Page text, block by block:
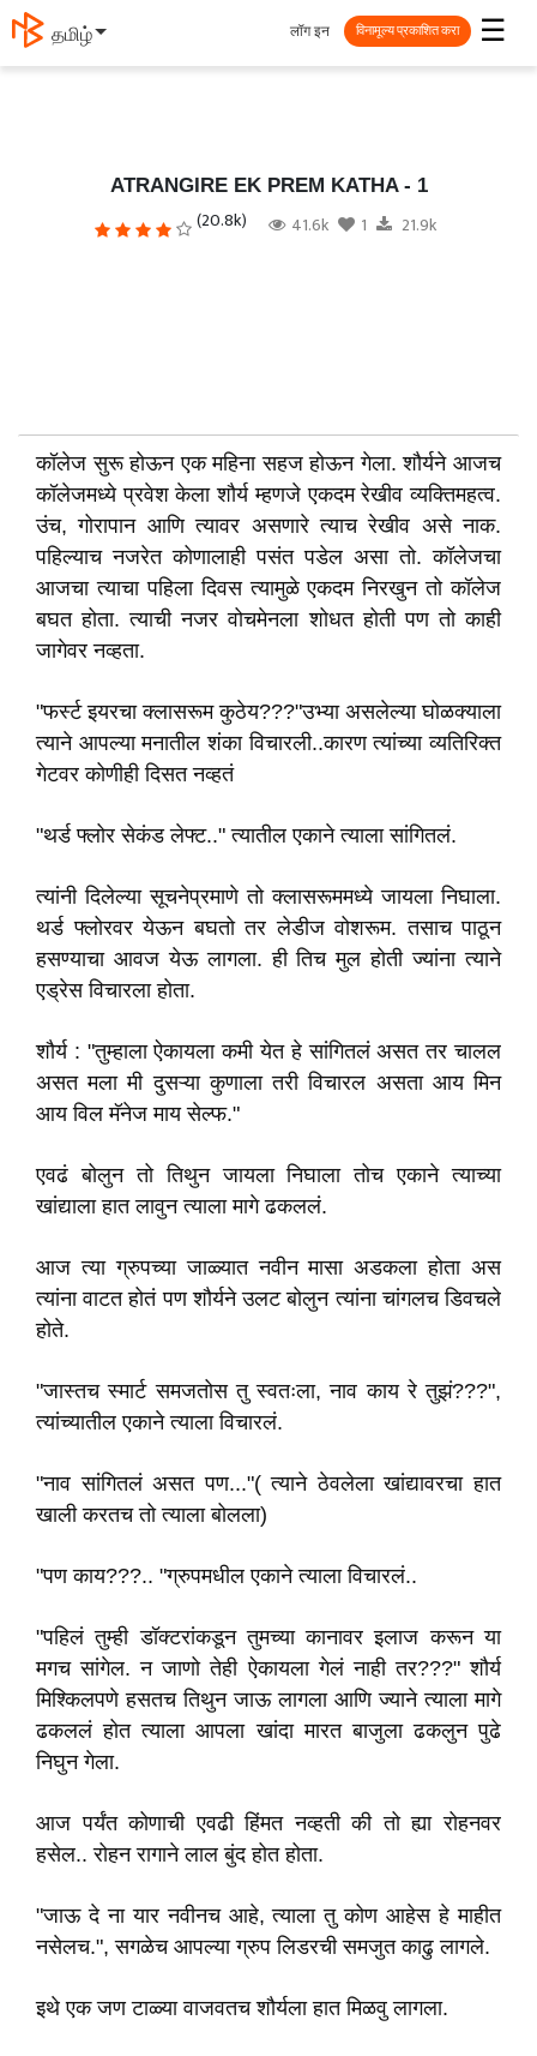
தமிழ் ☰
लॉग इन विनामूल्य प्रकाशित करा
ATRANGIRE EK PREM KATHA - 1
(20.8k) 41.6k 1 21.9k
कॉलेज सुरू होऊन एक महिना सहज होऊन गेला. शौर्यने आजच
कॉलेजमध्ये प्रवेश केला शौर्य म्हणजे एकदम रेखीव व्यक्तिमहत्व.
उंच, गोरापान आणि त्यावर असणारे त्याच रेखीव असे नाक.
पहिल्याच नजरेत कोणालाही पसंत पडेल असा तो. कॉलेजचा
आजचा त्याचा पहिला दिवस त्यामुळे एकदम निरखुन तो कॉलेज
बघत होता. त्याची नजर वोचमेनला शोधत होती पण तो काही
जागेवर नव्हता.
"फर्स्ट इयरचा क्लासरूम कुठेय???"उभ्या असलेल्या घोळक्याला
त्याने आपल्या मनातील शंका विचारली..कारण त्यांच्या व्यतिरिक्त
गेटवर कोणीही दिसत नव्हतं
"थर्ड फ्लोर सेकंड लेफ्ट.." त्यातील एकाने त्याला सांगितलं.
त्यांनी दिलेल्या सूचनेप्रमाणे तो क्लासरूममध्ये जायला निघाला.
थर्ड फ्लोरवर येऊन बघतो तर लेडीज वोशरूम. तसाच पाठून
हसण्याचा आवज येऊ लागला. ही तिच मुल होती ज्यांना त्याने
एड्रेस विचारला होता.
शौर्य : "तुम्हाला ऐकायला कमी येत हे सांगितलं असत तर चालल
असत मला मी दुसऱ्या कुणाला तरी विचारल असता आय मिन
आय विल मॅनेज माय सेल्फ."
एवढं बोलुन तो तिथुन जायला निघाला तोच एकाने त्याच्या
खांद्याला हात लावुन त्याला मागे ढकललं.
आज त्या ग्रुपच्या जाळ्यात नवीन मासा अडकला होता अस
त्यांना वाटत होतं पण शौर्यने उलट बोलुन त्यांना चांगलच डिवचले
होते.
"जास्तच स्मार्ट समजतोस तु स्वतःला, नाव काय रे तुझं???",
त्यांच्यातील एकाने त्याला विचारलं.
"नाव सांगितलं असत पण..."( त्याने ठेवलेला खांद्यावरचा हात
खाली करतच तो त्याला बोलला)
"पण काय???.. "ग्रुपमधील एकाने त्याला विचारलं..
"पहिलं तुम्ही डॉक्टरांकडून तुमच्या कानावर इलाज करून या
मगच सांगेल. न जाणो तेही ऐकायला गेलं नाही तर???" शौर्य
मिश्किलपणे हसतच तिथुन जाऊ लागला आणि ज्याने त्याला मागे
ढकललं होत त्याला आपला खांदा मारत बाजुला ढकलुन पुढे
निघुन गेला.
आज पर्यंत कोणाची एवढी हिंमत नव्हती की तो ह्या रोहनवर
हसेल.. रोहन रागाने लाल बुंद होत होता.
"जाऊ दे ना यार नवीनच आहे, त्याला तु कोण आहेस हे माहीत
नसेलच.", सगळेच आपल्या ग्रुप लिडरची समजुत काढु लागले.
इथे एक जण टाळ्या वाजवतच शौर्यला हात मिळवु लागला.